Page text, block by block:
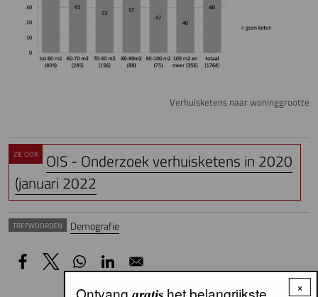
Verhuisketens naar woninggrootte
ZIE OOK
OIS - Onderzoek verhuisketens in 2020
(januari 2022
TREFWOORDEN Demografie
×
Ontvang het belangrijkste